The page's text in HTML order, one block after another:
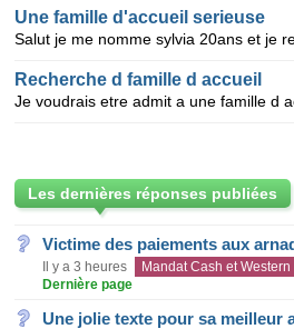
Une famille d'accueil serieuse
Recherche d famille d accueil
Les dernières réponses publiées
Victime des paiements aux
Il y a 3 heures Mandat Cash et
Dernière page
Une jolie texte pour sa meilleur